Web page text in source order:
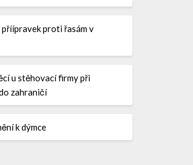
proti řasám v
u stěhovací firmy při
zahraničí
k dýmce